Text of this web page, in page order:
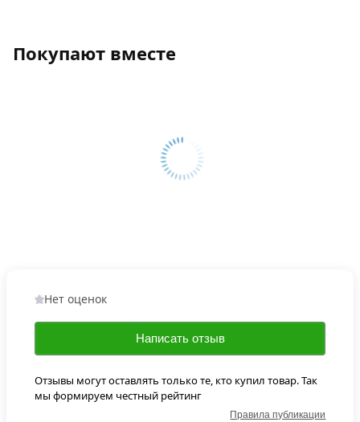
Покупают вместе
Нет оценок
Написать отзыв
Отзывы могут оставлять только те, кто купил товар. Так
мы формируем честный рейтинг
Правила публикации